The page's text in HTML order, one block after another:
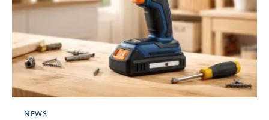
NEWS